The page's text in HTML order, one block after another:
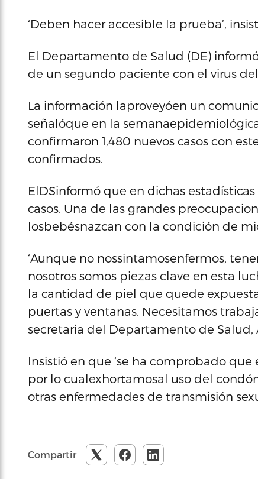
‘Deben hacer accesible la prueba’,
El Departamento de Salud (DE)
de un segundo paciente con el virus
La información laproveyóen un
señalóque en la
confirmaron 1,480 nuevos casos con
confirmados.
ElDSinformó que en dichas
casos. Una de las grandes
losbebésnazcan con la condición de
‘Aunque no nossintamosenfermos,
nosotros somos piezas clave en esta
la cantidad de piel que quede
puertas y ventanas. Necesitamos
secretaria del Departamento de Salud,
Insistió en que ‘se ha comprobado
por lo cualexhortamosal uso del
otras enfermedades de transmisión
Compartir